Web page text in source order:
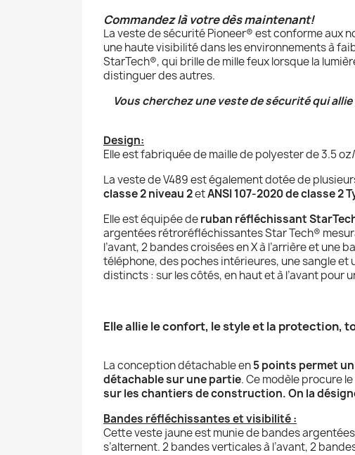
Commandez là votre dès maintenant!
La veste de sécurité Pioneer®est conforme aux
une haute visibilité dans les environnements à
StarTech®, qui brille de mille feux lorsque la
distinguer des autres.
Vous cherchez une veste de sécurité qui
Design:
Elle est fabriquée de maille de polyester de 3.5
La veste de V489 est également dotée de
classe 2 niveau 2etANSI 107-2020 de classe 2
Elle est équipée deruban réfléchissant
argentées rétroréfléchissantes Star Tech®
l’avant, 2 bandes croisées en X à l’arrière et une
téléphone, des poches intérieures, une sangle
distincts : sur les côtés, en haut et à l’avant
Elle allie le confort, le style et la protection,
La conception détachable en5 points permet
détachable sur une partie. Ce modèle procure
sur les chantiers de construction. On la
Bandes réfléchissantes et visibilité :
Cette veste jaune est munie de bandes
s’alternent. 2 bandes verticales à l’avant, 2